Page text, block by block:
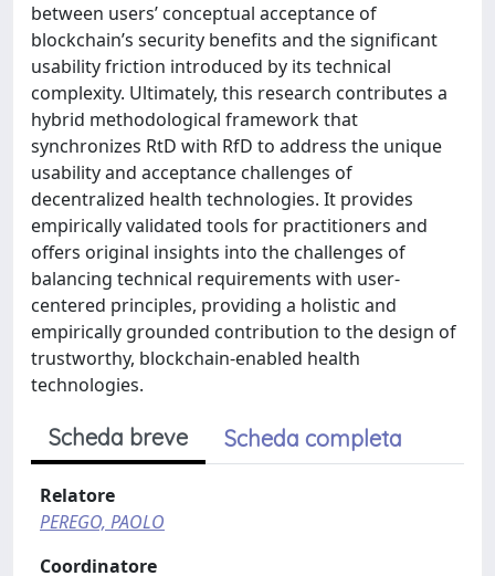
between users’ conceptual acceptance of
blockchain’s security benefits and the significant
usability friction introduced by its technical
complexity. Ultimately, this research contributes a
hybrid methodological framework that
synchronizes RtD with RfD to address the unique
usability and acceptance challenges of
decentralized health technologies. It provides
empirically validated tools for practitioners and
offers original insights into the challenges of
balancing technical requirements with user-
centered principles, providing a holistic and
empirically grounded contribution to the design of
trustworthy, blockchain-enabled health
technologies.
Scheda breve Scheda completa
Relatore
PEREGO, PAOLO
Coordinatore